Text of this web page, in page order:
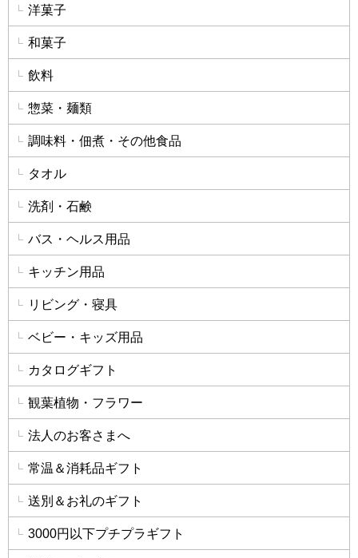
洋菓子
和菓子
飲料
惣菜・麺類
調味料・佃煮・その他食品
タオル
洗剤・石鹸
バス・ヘルス用品
キッチン用品
リビング・寝具
ベビー・キッズ用品
カタログギフト
観葉植物・フラワー
法人のお客さまへ
常温＆消耗品ギフト
送別＆お礼のギフト
3000円以下プチプラギフト